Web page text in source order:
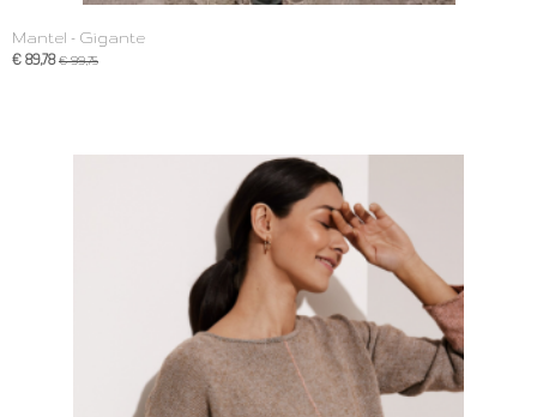
Mantel - Gigante
€ 89,78 € 99,75